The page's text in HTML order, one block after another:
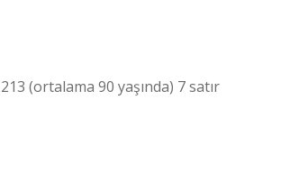
(ortalama 90 yaşında) 7 satır